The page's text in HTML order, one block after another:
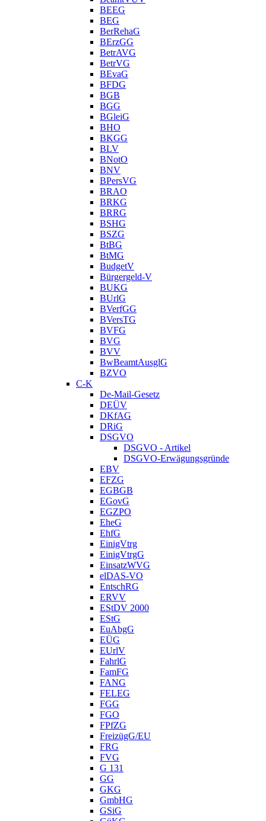
BEEG
BEG
BerRehaG
BErzGG
BetrAVG
BetrVG
BEvaG
BFDG
BGB
BGG
BGleiG
BHO
BKGG
BLV
BNotO
BNV
BPersVG
BRAO
BRKG
BRRG
BSHG
BSZG
BtBG
BtMG
BudgetV
Bürgergeld-V
BUKG
BUrlG
BVerfGG
BVersTG
BVFG
BVG
BVV
BwBeamtAusglG
BZVO
C-K
De-Mail-Gesetz
DEÜV
DKfAG
DRiG
DSGVO
DSGVO - Artikel
DSGVO-Erwägungsgründe
EBV
EFZG
EGBGB
EGovG
EGZPO
EheG
EhfG
EinigVtrg
EinigVtrgG
EinsatzWVG
elDAS-VO
EntschRG
ERVV
EStDV 2000
EStG
EuAbgG
EÜG
EUrlV
FahrlG
FamFG
FANG
FELEG
FGG
FGO
FPfZG
FreizügG/EU
FRG
FVG
G 131
GG
GKG
GmbHG
GSiG